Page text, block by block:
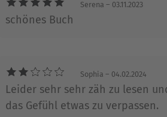
London.
Serena – 03.11.2023
schönes Buch
Sophia – 04.02.2024
Leider sehr sehr zäh zu lesen
das Gefühl etwas zu verpassen.